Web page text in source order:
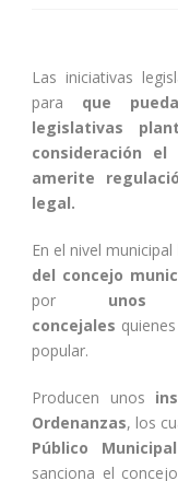
Las iniciativas
para que
legislativas
consideración
amerite
legal.
En el nivel municipal
del concejo
por unos
concejales
popular.
Producen unos
Ordenanzas, los
Público
sanciona el